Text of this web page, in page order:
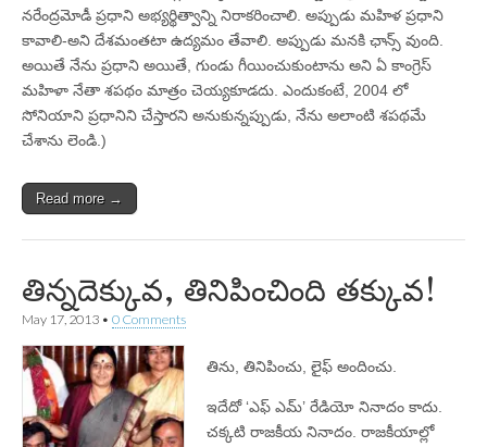
నరేంద్రమోడీ ప్రధాని అభ్యర్థిత్వాన్ని నిరాకరించాలి. అప్పుడు మహిళ ప్రధాని
కావాలి-అని దేశమంతటా ఉద్యమం తేవాలి. అప్పుడు మనకి ఛాన్స్‌ వుంది.
అయితే నేను ప్రధాని అయితే, గుండు గీయించుకుంటాను అని ఏ కాంగ్రెస్‌
మహిళా నేతా శపథం మాత్రం చెయ్యకూడదు. ఎందుకంటే, 2004 లో
సోనియాని ప్రధానిని చేస్తారని అనుకున్నప్పుడు, నేను అలాంటి శపథమే
చేశాను లెండి.)
Read more →
తిన్నదెక్కువ, తినిపించింది తక్కువ!
May 17, 2013 • 0 Comments
తిను, తినిపించు, లైఫ్‌ అందించు.
ఇదేదో ‘ఎఫ్‌ ఎమ్‌’ రేడియో నినాదం కాదు.
చక్కటి రాజకీయ నినాదం. రాజకీయాల్లో